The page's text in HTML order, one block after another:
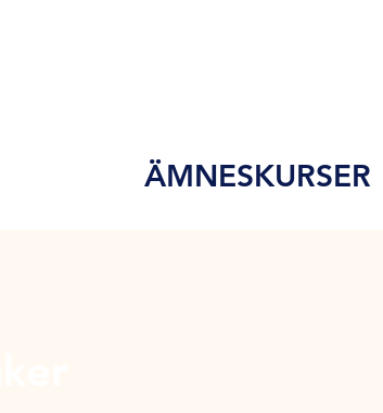
ÄMNESKURSER